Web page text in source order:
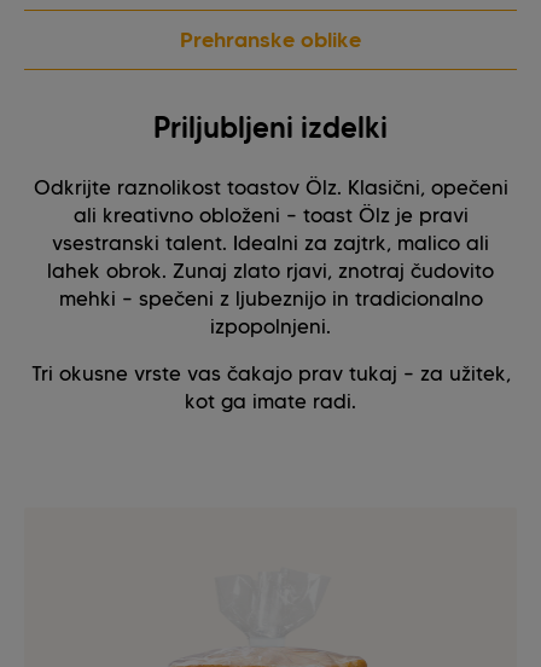
Prehranske oblike
Priljubljeni izdelki
Odkrijte raznolikost toastov Ölz. Klasični, opečeni
ali kreativno obloženi – toast Ölz je pravi
vsestranski talent. Idealni za zajtrk, malico ali
lahek obrok. Zunaj zlato rjavi, znotraj čudovito
mehki – spečeni z ljubeznijo in tradicionalno
izpopolnjeni.
Tri okusne vrste vas čakajo prav tukaj – za užitek,
kot ga imate radi.